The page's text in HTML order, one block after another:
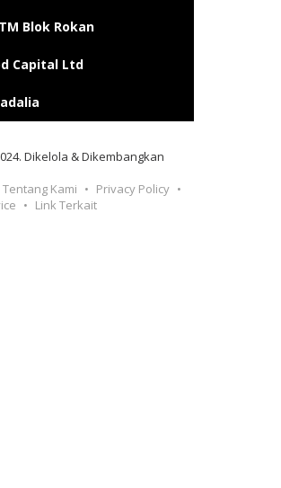
Blok Rokan
Capital Ltd
Dikelola & Dikembangkan
Tentang Kami
Privacy Policy
Link Terkait